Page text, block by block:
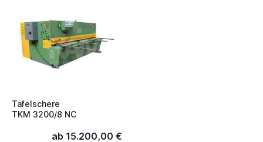
Tafelschere
TKM 3200/8 NC
ab 15.200,00 €